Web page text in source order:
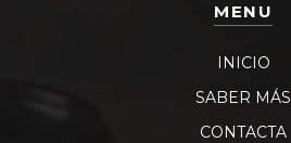
MENU
INICIO
SABER MÁS
CONTACTA